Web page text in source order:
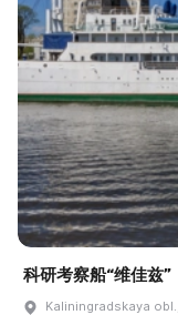
科研考察船“维佳兹”
Kaliningradskaya